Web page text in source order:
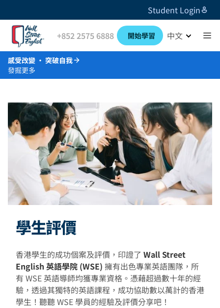
Student Login
+852 2575 6888 開始學習 中文
感受改變 · 突破自我
發掘更多
學生評價
香港學生的成功個案及評價，印證了 Wall Street
English 英語學院 (WSE) 擁有出色專業英語團隊，所
有 WSE 英語導師均獲專業資格。憑藉超過數十年的經
驗，透過其獨特的英語課程，成功協助數以萬計的香港
學生！聽聽 WSE 學員的經驗及評價分享吧！